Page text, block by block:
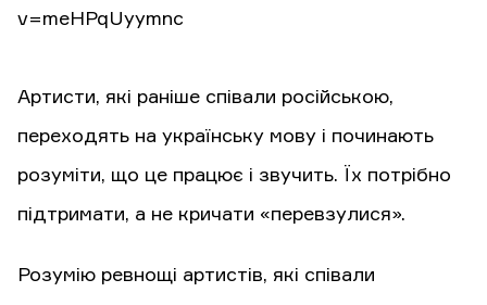
v=meHPqUyymnc
Артисти, які раніше співали російською,
переходять на українську мову і починають
розуміти, що це працює і звучить. Їх потрібно
підтримати, а не кричати «перевзулися».
Розумію ревнощі артистів, які співали